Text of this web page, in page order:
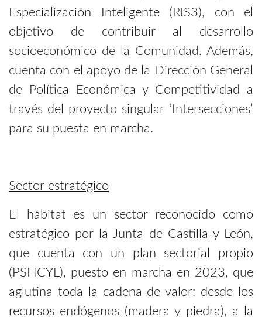
Especialización Inteligente (RIS3), con el
objetivo de contribuir al desarrollo
socioeconómico de la Comunidad. Además,
cuenta con el apoyo de la Dirección General
de Política Económica y Competitividad a
través del proyecto singular ‘Intersecciones’
para su puesta en marcha.
Sector estratégico
El hábitat es un sector reconocido como
estratégico por la Junta de Castilla y León,
que cuenta con un plan sectorial propio
(PSHCYL), puesto en marcha en 2023, que
aglutina toda la cadena de valor: desde los
recursos endógenos (madera y piedra), a la